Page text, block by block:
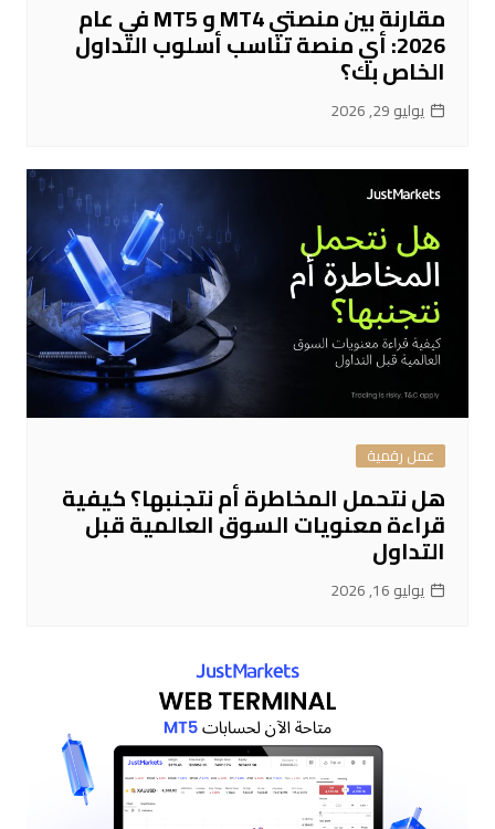
مقارنة بين منصتي MT4 و MT5 في عام
2026: أي منصة تناسب أسلوب التداول
الخاص بك؟
يوليو 29, 2026
عمل رقمية
هل نتحمل المخاطرة أم نتجنبها؟ كيفية
قراءة معنويات السوق العالمية قبل
التداول
يوليو 16, 2026